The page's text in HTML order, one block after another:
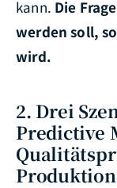
kann. Die
werden soll,
wird.
2. Drei
Predictive